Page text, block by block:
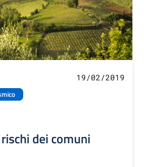
19/02/2019
dei comuni